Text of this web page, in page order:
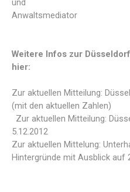
und
Anwaltsmediator
Weitere Infos zur
hier:
Zur aktuellen Mitteilung:
(mit den aktuellen Zahlen)
Zur aktuellen Mitteilung:
5.12.2012
Zur aktuellen Mittelung:
Hintergründe mit Ausblick auf